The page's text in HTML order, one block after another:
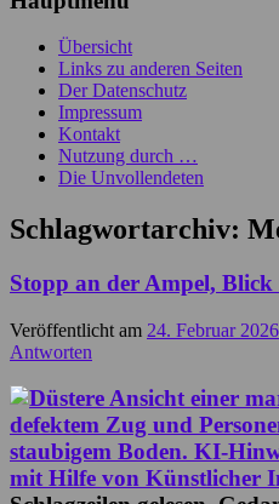
Übersicht
Links zu anderen Seiten
Der Datenschutz
Impressum
Kontakt
Nutzung durch …
Die Unvollendeten
Schlagwortarchiv:
Stopp an der Ampel,
Veröffentlicht am 24. Februar 2026
Antworten